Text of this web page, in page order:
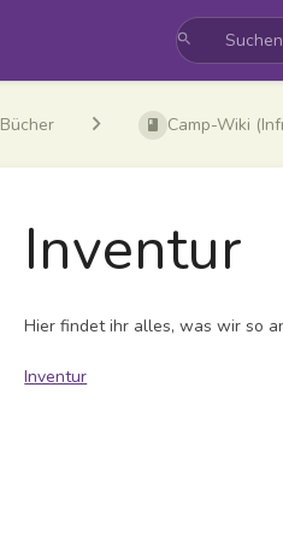
Bücher Camp-Wiki
Inventur
Hier findet ihr alles, was wir so
Inventur